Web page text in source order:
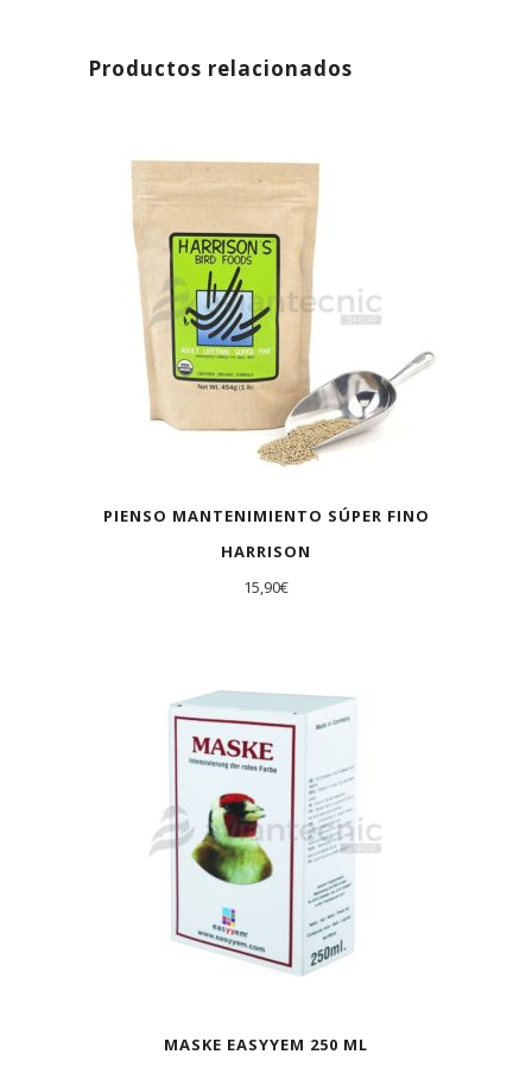
Productos relacionados
PIENSO MANTENIMIENTO SÚPER FINO
HARRISON
15,90€
MASKE EASYYEM 250 ML